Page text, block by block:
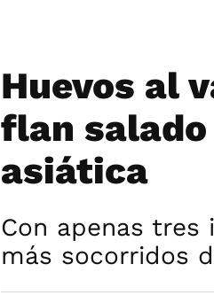
Huevos al
flan
asiática
Con apenas
más socorridos